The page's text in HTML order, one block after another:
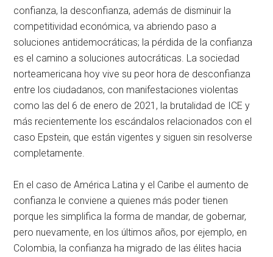
confianza, la desconfianza, además de disminuir la
competitividad económica, va abriendo paso a
soluciones antidemocráticas; la pérdida de la confianza
es el camino a soluciones autocráticas. La sociedad
norteamericana hoy vive su peor hora de desconfianza
entre los ciudadanos, con manifestaciones violentas
como las del 6 de enero de 2021, la brutalidad de ICE y
más recientemente los escándalos relacionados con el
caso Epstein, que están vigentes y siguen sin resolverse
completamente.
En el caso de América Latina y el Caribe el aumento de
confianza le conviene a quienes más poder tienen
porque les simplifica la forma de mandar, de gobernar,
pero nuevamente, en los últimos años, por ejemplo, en
Colombia, la confianza ha migrado de las élites hacia